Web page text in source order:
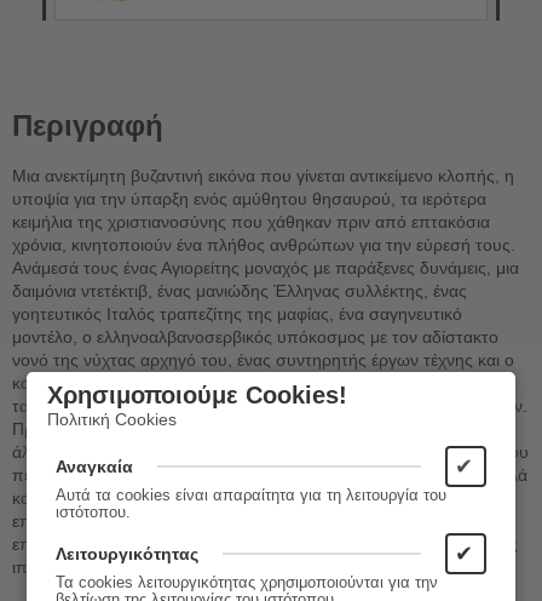
Περιγραφή
Μια ανεκτίμητη βυζαντινή εικόνα που γίνεται αντικείμενο κλοπής, η
υποψία για την ύπαρξη ενός αμύθητου θησαυρού, τα ιερότερα
κειμήλια της χριστιανοσύνης που χάθηκαν πριν από επτακόσια
χρόνια, κινητοποιούν ένα πλήθος ανθρώπων για την εύρεσή τους.
Ανάμεσά τους ένας Αγιορείτης μοναχός με παράξενες δυνάμεις, μια
δαιμόνια ντετέκτιβ, ένας μανιώδης Έλληνας συλλέκτης, ένας
γοητευτικός Ιταλός τραπεζίτης της μαφίας, ένα σαγηνευτικό
μοντέλο, ο ελληνοαλβανοσερβικός υπόκοσμος με τον αδίστακτο
νονό της νύχτας αρχηγό του, ένας συντηρητής έργων τέχνης και ο
καλύτερος αστυνόμος της ΕΛΑΣ αναμετρούνται σε ευφυΐα και
ταχύτητα ώστε να φτάσουν πρώτοι στην ανακάλυψη των κειμηλίων.
Πρέπει όμως να πολεμήσουν όλοι εναντίον όλων, να λύσουν
άλυτους γρίφους, να εισχωρήσουν στο μυαλό ενός αγιογράφου που
πέθανε πριν από επτά αιώνες, να ερωτευτούν, να κυνηγήσουν αλλά
και να κυνηγηθούν, να ταξιδέψουν στα άδυτα της βυζαντινής
εποχής, τότε που η ιστορία γραφόταν από μοναχούς, Ισπανούς
επιδρομείς, ληστές και Τούρκους πειρατές, Βενετούς και Φράγκους
ιππότες.
Χρησιμοποιούμε Cookies!
Πολιτική Cookies
Αναγκαία ✔
Αυτά τα cookies είναι απαραίτητα για τη λειτουργία του
ιστότοπου.
Λειτουργικότητας ✔
Τα cookies λειτουργικότητας χρησιμοποιούνται για την